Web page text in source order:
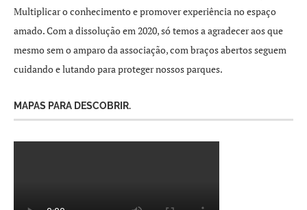
Multiplicar o conhecimento e promover experiência no espaço
amado. Com a dissolução em 2020, só temos a agradecer aos que
mesmo sem o amparo da associação, com braços abertos seguem
cuidando e lutando para proteger nossos parques.
MAPAS PARA DESCOBRIR.